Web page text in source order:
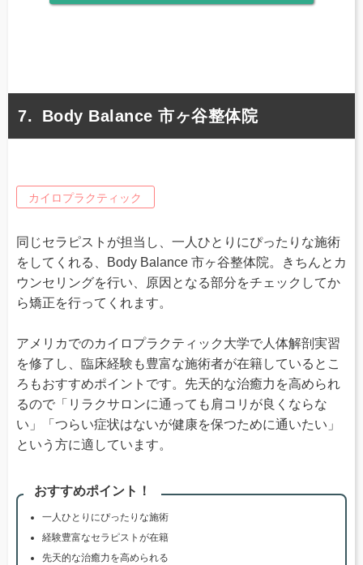
Body Balance 市ヶ谷整体院
カイロプラクティック
同じセラピストが担当し、一人ひとりにぴったりな施術
をしてくれる、Body Balance 市ヶ谷整体院。きちんとカ
ウンセリングを行い、原因となる部分をチェックしてか
ら矯正を行ってくれます。
アメリカでのカイロプラクティック大学で人体解剖実習
を修了し、臨床経験も豊富な施術者が在籍しているとこ
ろもおすすめポイントです。先天的な治癒力を高められ
るので「リラクサロンに通っても肩コリが良くならな
い」「つらい症状はないが健康を保つために通いたい」
という方に適しています。
おすすめポイント！
一人ひとりにぴったりな施術
経験豊富なセラピストが在籍
先天的な治癒力を高められる